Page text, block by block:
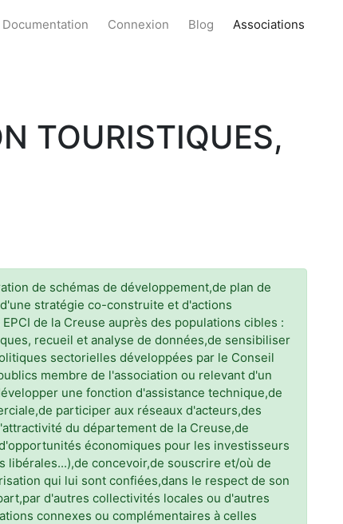
Documentation Connexion Blog Associations
TOURISTIQUES,
de schémas de développement,de plan de
stratégie co-construite et d'actions
de la Creuse auprès des populations cibles :
recueil et analyse de données,de sensibiliser
sectorielles développées par le Conseil
membre de l'association ou relevant d'un
une fonction d'assistance technique,de
participer aux réseaux d'acteurs,des
du département de la Creuse,de
économiques pour les investisseurs
concevoir,de souscrire et/où de
qui lui sont confiées,dans le respect de son
d'autres collectivités locales ou d'autres
connexes ou complémentaires à celles